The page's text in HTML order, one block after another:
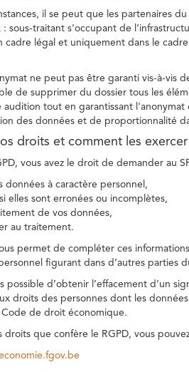
il se peut que les partenaires
: sous-traitant s’occupant de
cadre légal et uniquement dans le
ne peut pas être garanti vis-à-vis
de supprimer du dossier tous les
tout en garantissant
des données et de proportionnalité
droits et comment les exercer
vous avez le droit de demander au
données à caractère personnel,
elles sont erronées ou incomplètes,
de vos données,
au traitement.
permet de compléter ces
figurant dans d’autres parties
possible d’obtenir l’effacement d’un
droits des personnes dont les
Code de droit économique.
droits que confère le RGPD, vous